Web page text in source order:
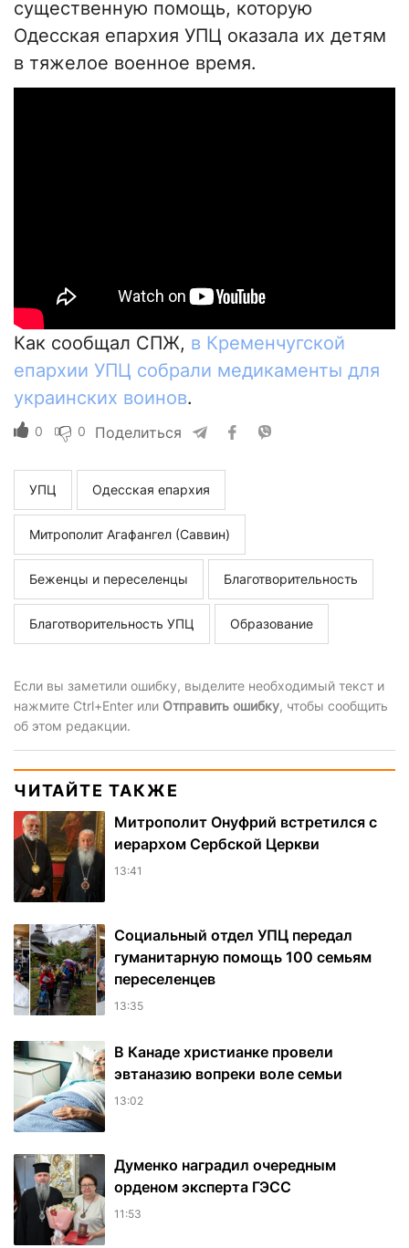
существенную помощь, которую
Одесская епархия УПЦ оказала их детям
в тяжелое военное время.
Как сообщал СПЖ, в Кременчугской
епархии УПЦ собрали медикаменты для
украинских воинов.
0 0 Поделиться
УПЦ Одесская епархия
Митрополит Агафангел (Саввин)
Беженцы и переселенцы Благотворительность
Благотворительность УПЦ Образование
Если вы заметили ошибку, выделите необходимый текст и
нажмите Ctrl+Enter или Отправить ошибку, чтобы сообщить
об этом редакции.
ЧИТАЙТЕ ТАКЖЕ
Митрополит Онуфрий встретился с
иерархом Сербской Церкви
13:41
Социальный отдел УПЦ передал
гуманитарную помощь 100 семьям
переселенцев
13:35
В Канаде христианке провели
эвтаназию вопреки воле семьи
13:02
Думенко наградил очередным
орденом эксперта ГЭСС
11:53